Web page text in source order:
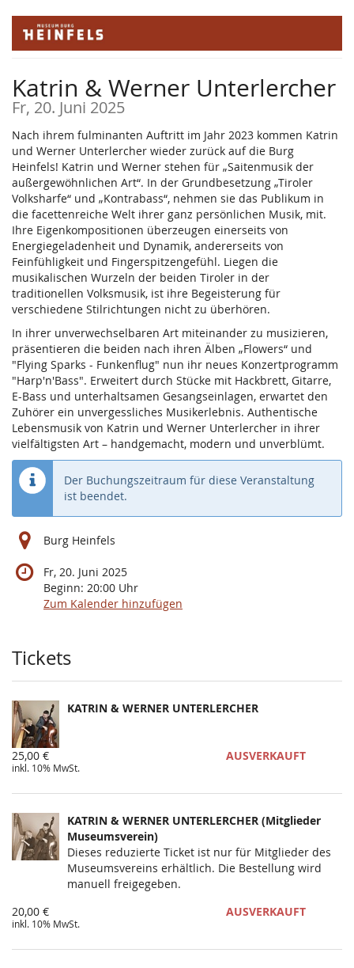
Zum
Haupt-
Katrin & Werner Unterlercher
Fr, 20. Juni 2025
Nach ihrem fulminanten Auftritt im Jahr 2023 kommen Katrin
und Werner Unterlercher wieder zurück auf die Burg
Heinfels! Katrin und Werner stehen für „Saitenmusik der
außergewöhnlichen Art“. In der Grundbesetzung „Tiroler
Volksharfe“ und „Kontrabass“, nehmen sie das Publikum in
die facettenreiche Welt ihrer ganz persönlichen Musik, mit.
Ihre Eigenkompositionen überzeugen einerseits von
Energiegeladenheit und Dynamik, andererseits von
Feinfühligkeit und Fingerspitzengefühl. Liegen die
musikalischen Wurzeln der beiden Tiroler in der
traditionellen Volksmusik, ist ihre Begeisterung für
verschiedene Stilrichtungen nicht zu überhören.
In ihrer unverwechselbaren Art miteinander zu musizieren,
präsentieren die beiden nach ihren Älben „Flowers“ und
"Flying Sparks - Funkenflug" nun ihr neues Konzertprogramm
"Harp'n'Bass". Erweitert durch Stücke mit Hackbrett, Gitarre,
E-Bass und unterhaltsamen Gesangseinlagen, erwartet den
Zuhörer ein unvergessliches Musikerlebnis. Authentische
Lebensmusik von Katrin und Werner Unterlercher in ihrer
vielfältigsten Art – handgemacht, modern und unverblümt.
Der Buchungszeitraum für diese Veranstaltung
ist beendet.
Burg Heinfels
Fr, 20. Juni 2025
Beginn: 20:00 Uhr
Zum Kalender hinzufügen
Produkte
Tickets
KATRIN & WERNER UNTERLERCHER
25,00 €
inkl. 10% MwSt.
AUSVERKAUFT
KATRIN & WERNER UNTERLERCHER (Mitglieder
Museumsverein)
Dieses reduzierte Ticket ist nur für Mitglieder des
Museumsvereins erhältlich. Die Bestellung wird
manuell freigegeben.
20,00 €
inkl. 10% MwSt.
AUSVERKAUFT